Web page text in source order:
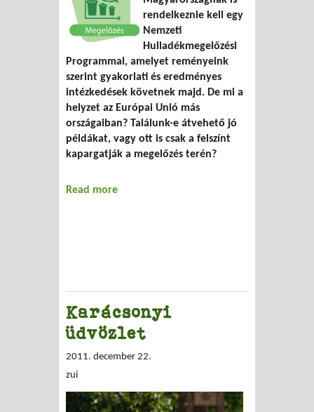
rendelkeznie kell egy
Nemzeti
Hulladékmegelőzési
Programmal, amelyet reményeink
szerint gyakorlati és eredményes
intézkedések követnek majd. De mi a
helyzet az Európai Unió más
országaiban? Találunk-e átvehető jó
példákat, vagy ott is csak a felszínt
kapargatják a megelőzés terén?
Read more
Karácsonyi
üdvözlet
2011. december 22.
zui